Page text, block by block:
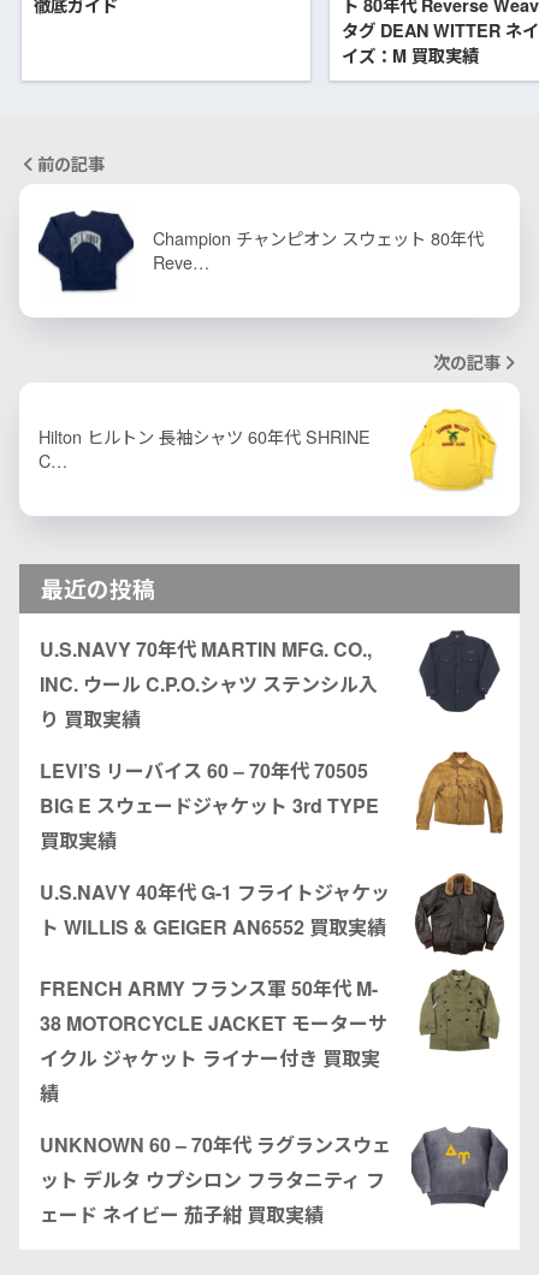
徹底ガイド
ト 80年代 Reverse
タグ DEAN WITTER ネ
イズ：M 買取実績
前の記事
Champion チャンピオン スウェット 80年代
Reve…
次の記事
Hilton ヒルトン 長袖シャツ 60年代 SHRINE
C…
最近の投稿
U.S.NAVY 70年代 MARTIN MFG. CO.,
INC. ウール C.P.O.シャツ ステンシル入
り 買取実績
LEVI’S リーバイス 60 – 70年代 70505
BIG E スウェードジャケット 3rd TYPE
買取実績
U.S.NAVY 40年代 G-1 フライトジャケッ
ト WILLIS & GEIGER AN6552 買取実績
FRENCH ARMY フランス軍 50年代 M-
38 MOTORCYCLE JACKET モーターサ
イクル ジャケット ライナー付き 買取実
績
UNKNOWN 60 – 70年代 ラグランスウェ
ット デルタ ウプシロン フラタニティ フ
ェード ネイビー 茄子紺 買取実績